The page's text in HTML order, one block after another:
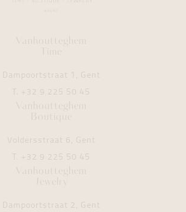
Vanhoutteghem
Time
Dampoortstraat 1, Gent
T. +32 9 225 50 45
Vanhoutteghem
Boutique
Voldersstraat 6, Gent
T. +32 9 225 50 45
Vanhoutteghem
Jewelry
Dampoortstraat 2, Gent